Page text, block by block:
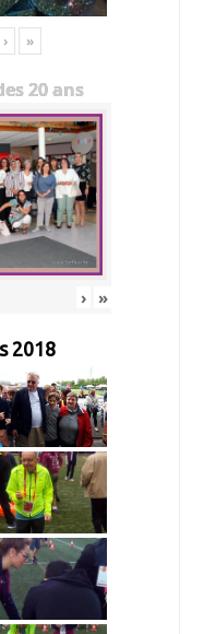
› »
20 ans
› »
2018